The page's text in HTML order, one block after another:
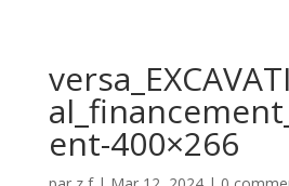
ent-400×266